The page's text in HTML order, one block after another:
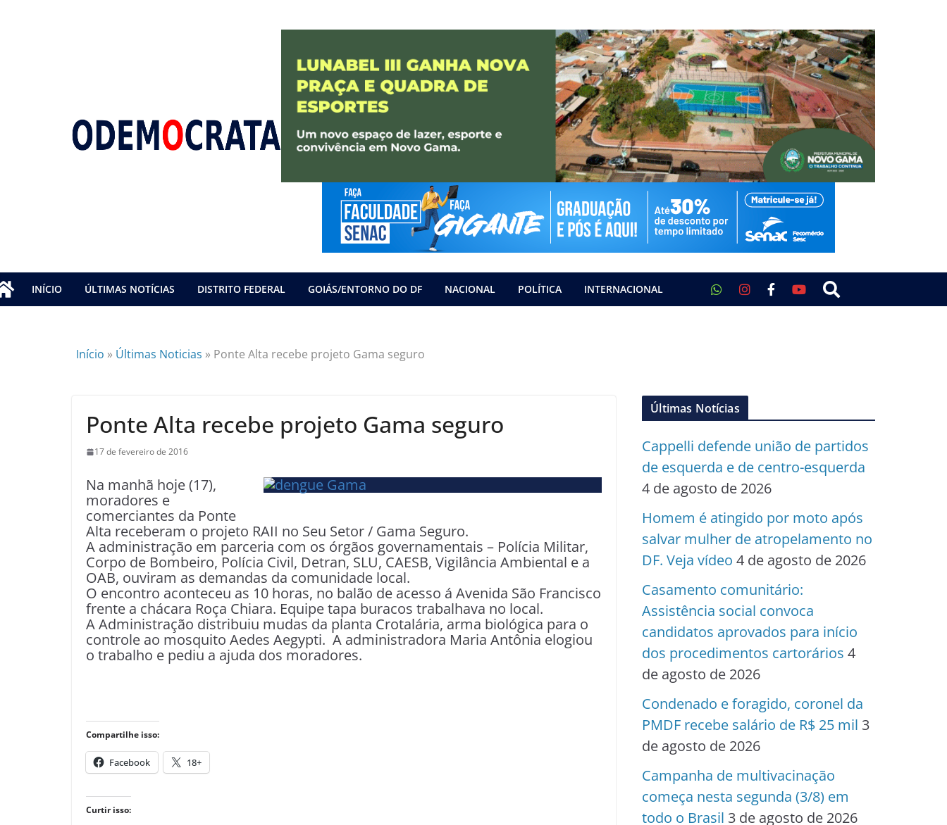
INÍCIO ÚLTIMAS NOTÍCIAS DISTRITO FEDERAL GOIÁS/ENTORNO DO DF NACIONAL POLÍTICA INTERNACIONAL
Início » Últimas Noticias » Ponte Alta recebe projeto Gama seguro
Ponte Alta recebe projeto Gama seguro
17 de fevereiro de 2016
Na manhã hoje (17),
moradores e
comerciantes da Ponte
Alta receberam o projeto RAII no Seu Setor / Gama Seguro.
A administração em parceria com os órgãos governamentais – Polícia Militar,
Corpo de Bombeiro, Polícia Civil, Detran, SLU, CAESB, Vigilância Ambiental e a
OAB, ouviram as demandas da comunidade local.
O encontro aconteceu as 10 horas, no balão de acesso á Avenida São Francisco
frente a chácara Roça Chiara. Equipe tapa buracos trabalhava no local.
A Administração distribuiu mudas da planta Crotalária, arma biológica para o
controle ao mosquito Aedes Aegypti. A administradora Maria Antônia elogiou
o trabalho e pediu a ajuda dos moradores.
Compartilhe isso:
Facebook 18+
Curtir isso:
Últimas Notícias
Cappelli defende união de partidos
de esquerda e de centro-esquerda
4 de agosto de 2026
Homem é atingido por moto após
salvar mulher de atropelamento no
DF. Veja vídeo 4 de agosto de 2026
Casamento comunitário:
Assistência social convoca
candidatos aprovados para início
dos procedimentos cartorários 4
de agosto de 2026
Condenado e foragido, coronel da
PMDF recebe salário de R$ 25 mil 3
de agosto de 2026
Campanha de multivacinação
começa nesta segunda (3/8) em
todo o Brasil 3 de agosto de 2026